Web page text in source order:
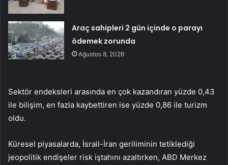
Araç sahipleri 2 gün içinde o parayı
ödemek zorunda
Ağustos 8, 2026
Sektör endeksleri arasında en çok kazandıran yüzde 0,43
ile bilişim, en fazla kaybettiren ise yüzde 0,86 ile turizm
oldu.
Küresel piyasalarda, İsrail-İran geriliminin tetiklediği
jeopolitik endişeler risk iştahını azaltırken, ABD Merkez